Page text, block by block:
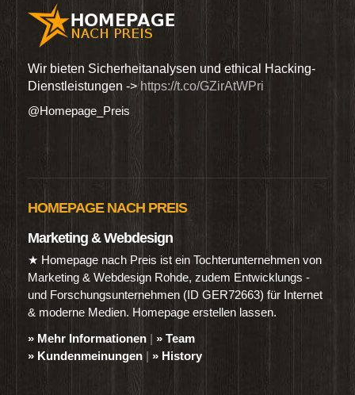
Wir bieten Sicherheitanalysen und ethical Hacking-
Dienstleistungen ->https://t.co/GZirAtWPri
@Homepage_Preis
HOMEPAGE NACH PREIS
Marketing & Webdesign
★ Homepage nach Preis ist ein Tochterunternehmen von
Marketing & Webdesign Rohde, zudem Entwicklungs -
und Forschungsunternehmen (ID GER72663) für Internet
& moderne Medien. Homepage erstellen lassen.
» Mehr Informationen | » Team
» Kundenmeinungen | » History